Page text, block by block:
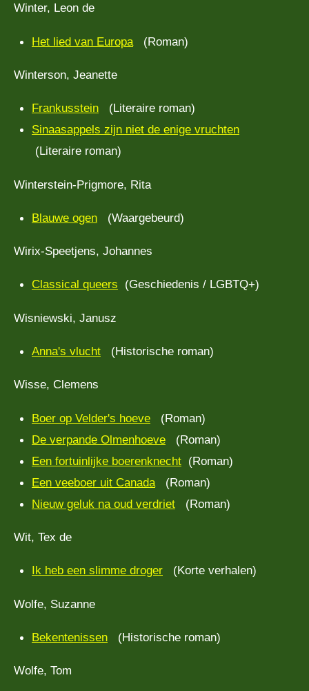
Winter, Leon de
Het lied van Europa (Roman)
Winterson, Jeanette
Frankusstein (Literaire roman)
Sinaasappels zijn niet de enige vruchten
(Literaire roman)
Winterstein-Prigmore, Rita
Blauwe ogen (Waargebeurd)
Wirix-Speetjens, Johannes
Classical queers (Geschiedenis / LGBTQ+)
Wisniewski, Janusz
Anna's vlucht (Historische roman)
Wisse, Clemens
Boer op Velder's hoeve (Roman)
De verpande Olmenhoeve (Roman)
Een fortuinlijke boerenknecht (Roman)
Een veeboer uit Canada (Roman)
Nieuw geluk na oud verdriet (Roman)
Wit, Tex de
Ik heb een slimme droger (Korte verhalen)
Wolfe, Suzanne
Bekentenissen (Historische roman)
Wolfe, Tom